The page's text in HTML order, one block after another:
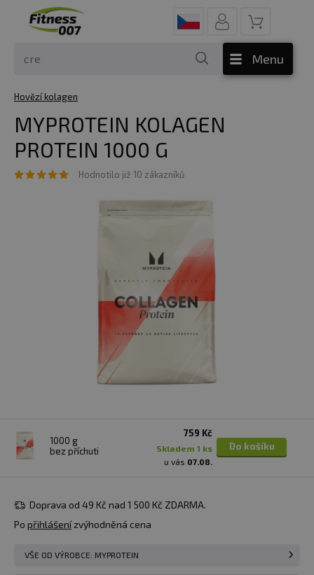
Menu
Hovězí kolagen
MYPROTEIN KOLAGEN
PROTEIN 1000 G
Hodnotilo již 10 zákazníků
1000 g
bez příchuti
759 Kč
skladem 1 ks
u vás 07.08.
Do košíku
Doprava od 49 Kč nad 1 500 Kč ZDARMA.
Po přihlášenízvýhodněná cena
VŠE OD VÝROBCE: MYPROTEIN